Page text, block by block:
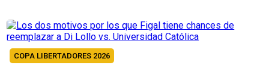
COPA LIBERTADORES 2026